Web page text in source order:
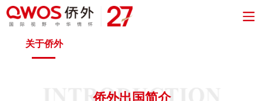
关于侨外
侨外出国简介